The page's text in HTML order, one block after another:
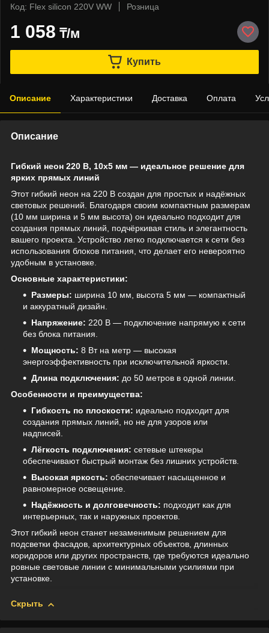
Код: Flex silicon 220V WW
Розница
1 058 ₸/м
Купить
Описание Характеристики Доставка Оплата
Описание
Гибкий неон 220 В, 10x5 мм — идеальное решение для
ярких прямых линий
Этот гибкий неон на 220 В создан для простых и надёжных
световых решений. Благодаря своим компактным размерам
(10 мм ширина и 5 мм высота) он идеально подходит для
создания прямых линий, подчёркивая стиль и элегантность
вашего проекта. Устройство легко подключается к сети без
использования блоков питания, что делает его невероятно
удобным в установке.
Основные характеристики:
Размеры: ширина 10 мм, высота 5 мм — компактный
и аккуратный дизайн.
Напряжение: 220 В — подключение напрямую к сети
без блока питания.
Мощность: 8 Вт на метр — высокая
энергоэффективность при исключительной яркости.
Длина подключения: до 50 метров в одной линии.
Особенности и преимущества:
Гибкость по плоскости: идеально подходит для
создания прямых линий, но не для узоров или
надписей.
Лёгкость подключения: сетевые штекеры
обеспечивают быстрый монтаж без лишних устройств.
Высокая яркость: обеспечивает насыщенное и
равномерное освещение.
Надёжность и долговечность: подходит как для
интерьерных, так и наружных проектов.
Этот гибкий неон станет незаменимым решением для
подсветки фасадов, архитектурных объектов, длинных
коридоров или других пространств, где требуются идеально
ровные световые линии с минимальными усилиями при
установке.
Скрыть